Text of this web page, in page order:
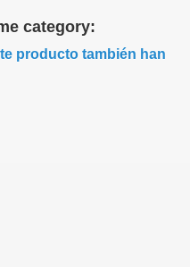
category:
producto también han